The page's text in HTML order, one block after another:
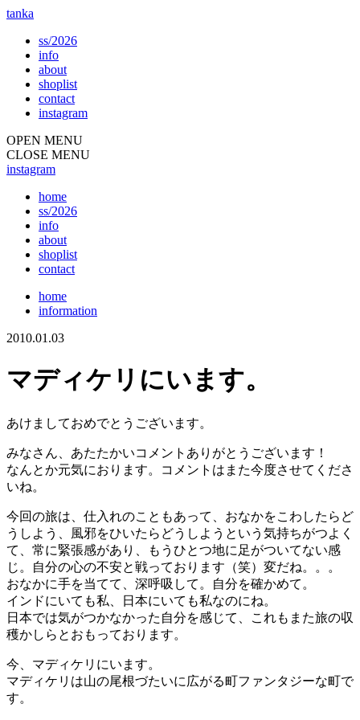
tanka
ss/2026
info
about
shoplist
contact
instagram
OPEN MENU
CLOSE MENU
instagram
home
ss/2026
info
about
shoplist
contact
home
information
2010.01.03
マディケリにいます。
あけましておめでとうございます。
みなさん、あたたかいコメントありがとうございます！
なんとか元気におります。コメントはまた今度させてくださ
いね。
今回の旅は、仕入れのこともあって、おなかをこわしたらど
うしよう、風邪をひいたらどうしようという気持ちがつよく
て、常に緊張感があり、もうひとつ地に足がついてない感
じ。自分の心の不安と戦っております（笑）変だね。。。
おなかに手を当てて、深呼吸して。自分を確かめて。
インドにいても私、日本にいても私なのにね。
日本では気がつかなかった自分を感じて、これもまた旅の収
穫かしらとおもっております。
今、マディケリにいます。
マディケリは山の尾根づたいに広がる町ファンタジーな町で
す。